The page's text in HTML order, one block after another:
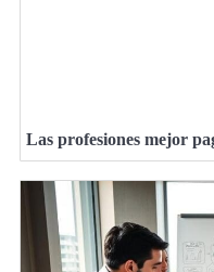
Las profesiones mejor